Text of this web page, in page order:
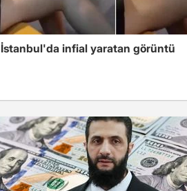
İstanbul'da infial yaratan görüntü